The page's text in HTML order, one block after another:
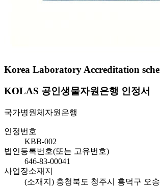
Korea Laboratory Accreditation
KOLAS 공인생물자원은행 인정서
국가병원체자원은행
인정번호
KBB-002
법인등록번호(또는 고유번호)
646-83-00041
사업장소재지
(소재지) 충청북도 청주시 흥덕구 오